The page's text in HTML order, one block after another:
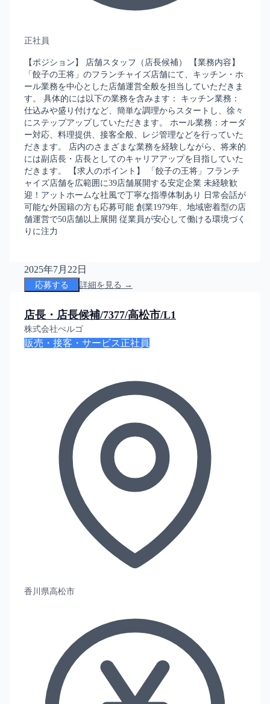
正社員
【ポジション】 店舗スタッフ（店長候補） 【業務内容】
「餃子の王将」のフランチャイズ店舗にて、キッチン・ホ
ール業務を中心とした店舗運営全般を担当していただきま
す。 具体的には以下の業務を含みます： キッチン業務：
仕込みや盛り付けなど、簡単な調理からスタートし、徐々
にステップアップしていただきます。 ホール業務：オーダ
ー対応、料理提供、接客全般、レジ管理などを行っていた
だきます。 店内のさまざまな業務を経験しながら、将来的
には副店長・店長としてのキャリアアップを目指していた
だきます。 【求人のポイント】 「餃子の王将」フランチ
ャイズ店舗を広範囲に39店舗展開する安定企業 未経験歓
迎！アットホームな社風で丁寧な指導体制あり 日常会話が
可能な外国籍の方も応募可能 創業1979年、地域密着型の店
舗運営で50店舗以上展開 従業員が安心して働ける環境づく
りに注力
2025年7月22日
応募する 詳細を見る →
店長・店長候補/7377/高松市/L1
株式会社ぺルゴ
販売・接客・サービス 正社員
香川県高松市